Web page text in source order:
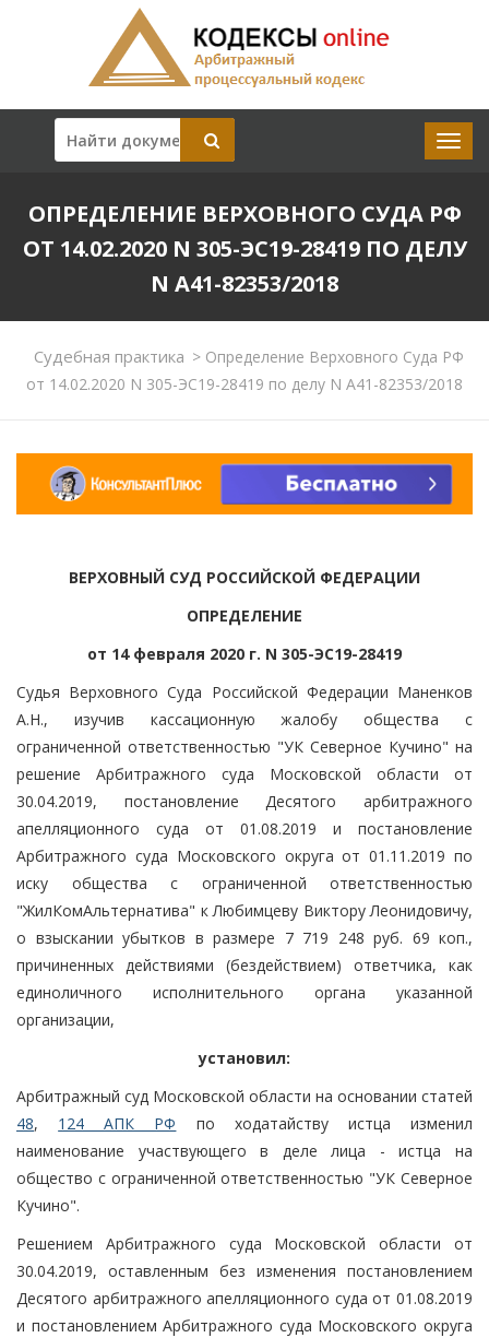
ОПРЕДЕЛЕНИЕ ВЕРХОВНОГО СУДА РФ
ОТ 14.02.2020 N 305-ЭС19-28419 ПО ДЕЛУ
N А41-82353/2018
Судебная практика >Определение Верховного Суда РФ
от 14.02.2020 N 305-ЭС19-28419 по делу N А41-82353/2018
ВЕРХОВНЫЙ СУД РОССИЙСКОЙ ФЕДЕРАЦИИ
ОПРЕДЕЛЕНИЕ
от 14 февраля 2020 г. N 305-ЭС19-28419
Судья Верховного Суда Российской Федерации Маненков
А.Н., изучив кассационную жалобу общества с
ограниченной ответственностью "УК Северное Кучино" на
решение Арбитражного суда Московской области от
30.04.2019, постановление Десятого арбитражного
апелляционного суда от 01.08.2019 и постановление
Арбитражного суда Московского округа от 01.11.2019 по
иску общества с ограниченной ответственностью
"ЖилКомАльтернатива" к Любимцеву Виктору Леонидовичу,
о взыскании убытков в размере 7 719 248 руб. 69 коп.,
причиненных действиями (бездействием) ответчика, как
единоличного исполнительного органа указанной
организации,
установил:
Арбитражный суд Московской области на основании статей
48, 124 АПК РФ по ходатайству истца изменил
наименование участвующего в деле лица - истца на
общество с ограниченной ответственностью "УК Северное
Кучино".
Решением Арбитражного суда Московской области от
30.04.2019, оставленным без изменения постановлением
Десятого арбитражного апелляционного суда от 01.08.2019
и постановлением Арбитражного суда Московского округа